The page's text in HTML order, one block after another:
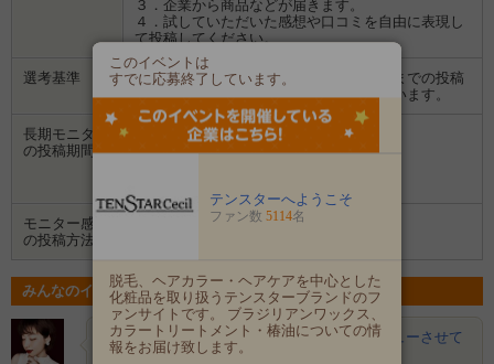
３．企業から商品などが届きます。
４．試していただいた感想や口コミを自由に表現し
て投稿してください。
選考基準
ご回答いただいたアンケート内容やこれまでの投稿
などを総合的に判断させて頂きたいと思います。
長期モニター
の投稿期間
１回目：
2026/05/28 〜 2026/06/07
モニター感想
の投稿方法
みんなのイベントの意気込み
Ruka 母がとても使いたがっているので、レビューさせて
いただきたいです。よろしくお…
このイベントは
すでに応募終了しています。
テンスターへようこそ
ファン数 5114名
脱毛、ヘアカラー・ヘアケアを中心とした
化粧品を取り扱うテンスターブランドのフ
ァンサイトです。 ブラジリアンワックス、
カラートリートメント・椿油についての情
報をお届け致します。